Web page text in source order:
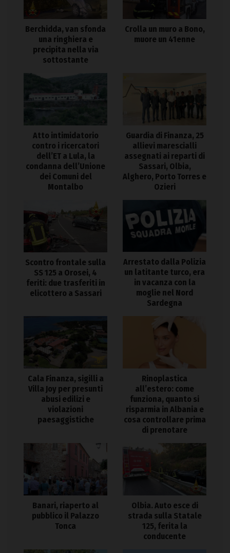
Berchidda, van sfonda
una ringhiera e
precipita nella via
sottostante
Crolla un muro a Bono,
muore un 41enne
Atto intimidatorio
contro i ricercatori
dell’ET a Lula, la
condanna dell’Unione
dei Comuni del
Montalbo
Guardia di Finanza, 25
allievi marescialli
assegnati ai reparti di
Sassari, Olbia,
Alghero, Porto Torres e
Ozieri
Scontro frontale sulla
SS 125 a Orosei, 4
feriti: due trasferiti in
elicottero a Sassari
Arrestato dalla Polizia
un latitante turco, era
in vacanza con la
moglie nel Nord
Sardegna
Cala Finanza, sigilli a
Villa Joy per presunti
abusi edilizi e
violazioni
paesaggistiche
Rinoplastica
all’estero: come
funziona, quanto si
risparmia in Albania e
cosa controllare prima
di prenotare
Banari, riaperto al
pubblico il Palazzo
Tonca
Olbia. Auto esce di
strada sulla Statale
125, ferita la
conducente